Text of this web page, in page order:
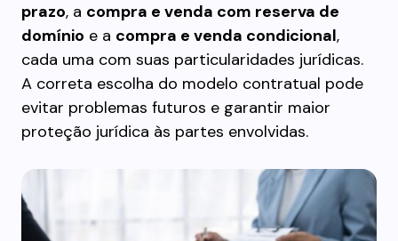
prazo, a compra e venda com reserva de
domínio e a compra e venda condicional,
cada uma com suas particularidades jurídicas.
A correta escolha do modelo contratual pode
evitar problemas futuros e garantir maior
proteção jurídica às partes envolvidas.